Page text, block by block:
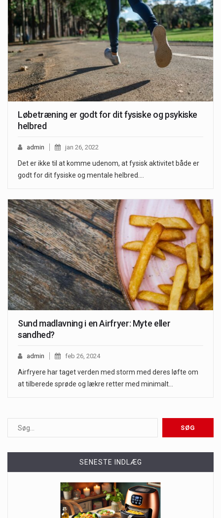
Løbetræning er godt for dit fysiske og psykiske
helbred
admin jan 26, 2022
Det er ikke til at komme udenom, at fysisk aktivitet både er
godt for dit fysiske og mentale helbred.…
Sund madlavning i en Airfryer: Myte eller
sandhed?
admin feb 26, 2024
Airfryere har taget verden med storm med deres løfte om
at tilberede sprøde og lækre retter med minimalt…
SENESTE INDLÆG